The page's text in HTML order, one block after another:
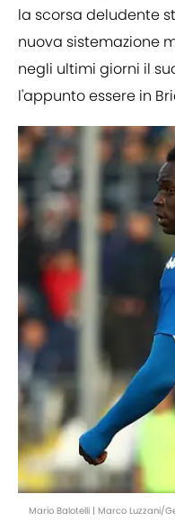
la scorsa deludente
nuova sistemazione
negli ultimi giorni il
l'appunto essere in
Mario Balotelli | Marco Luzzani/